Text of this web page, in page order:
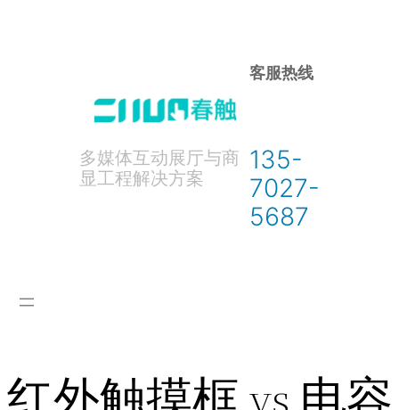
多媒体互动展厅与商
显工程解决方案
客服热线
135-
7027-
5687